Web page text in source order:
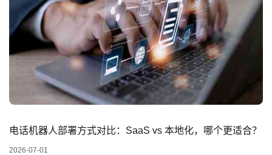
电话机器人部署方式对比：SaaS vs 本地化，哪个更适合？
2026-07-01